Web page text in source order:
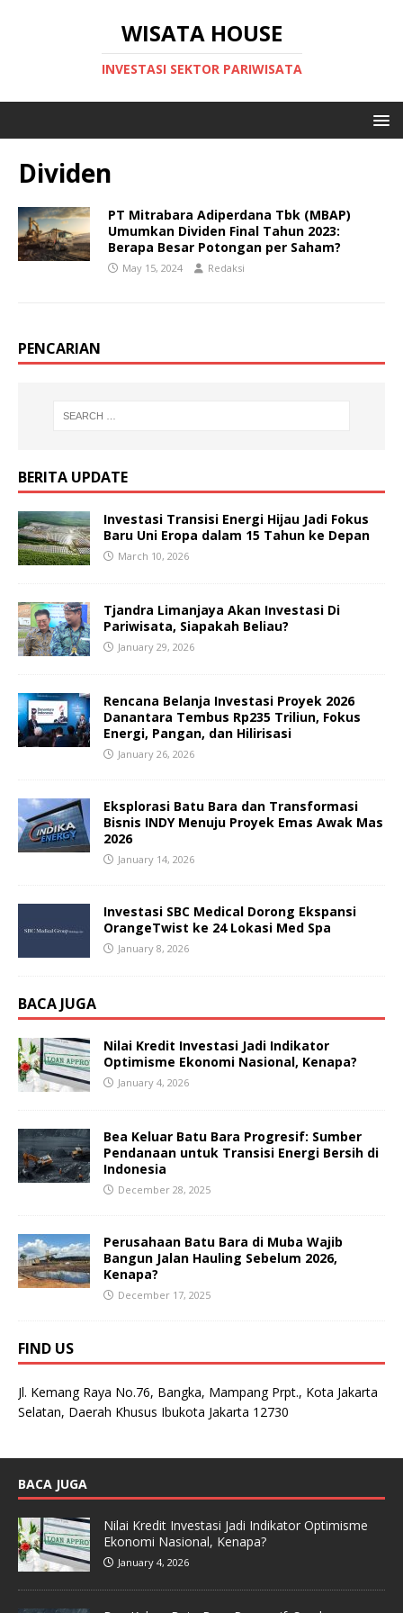
WISATA HOUSE
INVESTASI SEKTOR PARIWISATA
Dividen
PT Mitrabara Adiperdana Tbk (MBAP)
Umumkan Dividen Final Tahun 2023:
Berapa Besar Potongan per Saham?
May 15, 2024 Redaksi
PENCARIAN
BERITA UPDATE
Investasi Transisi Energi Hijau Jadi Fokus
Baru Uni Eropa dalam 15 Tahun ke Depan
March 10, 2026
Tjandra Limanjaya Akan Investasi Di
Pariwisata, Siapakah Beliau?
January 29, 2026
Rencana Belanja Investasi Proyek 2026
Danantara Tembus Rp235 Triliun, Fokus
Energi, Pangan, dan Hilirisasi
January 26, 2026
Eksplorasi Batu Bara dan Transformasi
Bisnis INDY Menuju Proyek Emas Awak Mas
2026
January 14, 2026
Investasi SBC Medical Dorong Ekspansi
OrangeTwist ke 24 Lokasi Med Spa
January 8, 2026
BACA JUGA
Nilai Kredit Investasi Jadi Indikator
Optimisme Ekonomi Nasional, Kenapa?
January 4, 2026
Bea Keluar Batu Bara Progresif: Sumber
Pendanaan untuk Transisi Energi Bersih di
Indonesia
December 28, 2025
Perusahaan Batu Bara di Muba Wajib
Bangun Jalan Hauling Sebelum 2026,
Kenapa?
December 17, 2025
FIND US
Jl. Kemang Raya No.76, Bangka, Mampang Prpt., Kota Jakarta
Selatan, Daerah Khusus Ibukota Jakarta 12730
BACA JUGA
Nilai Kredit Investasi Jadi Indikator Optimisme
Ekonomi Nasional, Kenapa?
January 4, 2026